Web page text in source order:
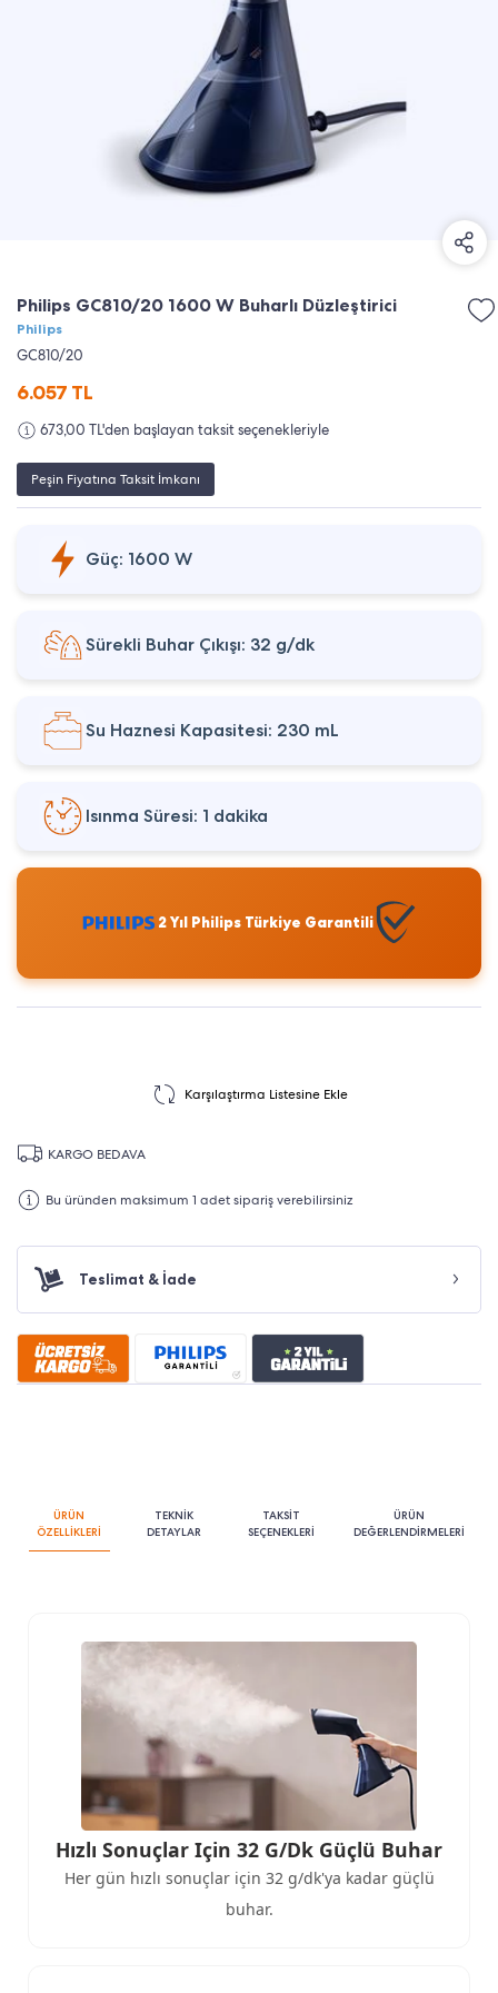
Philips GC810/20 1600 W Buharlı Düzleştirici
Philips
GC810/20
6.057 TL
673,00 TL'den başlayan taksit seçenekleriyle
Peşin Fiyatına Taksit İmkanı
Güç: 1600 W
Sürekli Buhar Çıkışı: 32 g/dk
Su Haznesi Kapasitesi: 230 mL
Isınma Süresi: 1 dakika
2 Yıl Philips Türkiye Garantili
Karşılaştırma Listesine Ekle
KARGO BEDAVA
Bu üründen maksimum 1 adet sipariş verebilirsiniz
Teslimat & İade
ÜRÜN
ÖZELLİKLERİ
TEKNİK
DETAYLAR
TAKSİT
SEÇENEKLERİ
ÜRÜN
DEĞERLENDİRMELERİ
Hızlı Sonuçlar Için 32 G/dk Güçlü Buhar
Her gün hızlı sonuçlar için 32 g/dk'ya kadar güçlü
buhar.